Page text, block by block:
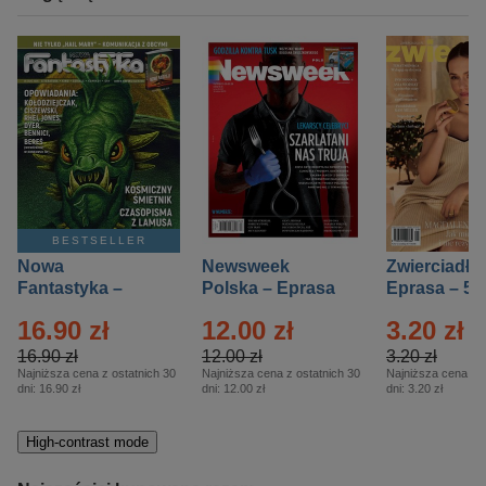
BESTSELLER
Nowa
Fantastyka –
16.90 zł
16.90 zł
Najniższa cena z ostatnich 30
dni: 16.90 zł
Newsweek
Polska – Eprasa
12.00 zł
12.00 zł
Najniższa cena z ostatnich 30
dni: 12.00 zł
Zwierciadło
Eprasa – 5/
3.20 zł
3.20 zł
Najniższa cena z
dni: 3.20 zł
High-contrast mode